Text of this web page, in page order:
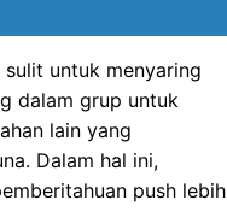
untuk menyaring
dalam grup untuk
lain yang
Dalam hal ini,
push lebih